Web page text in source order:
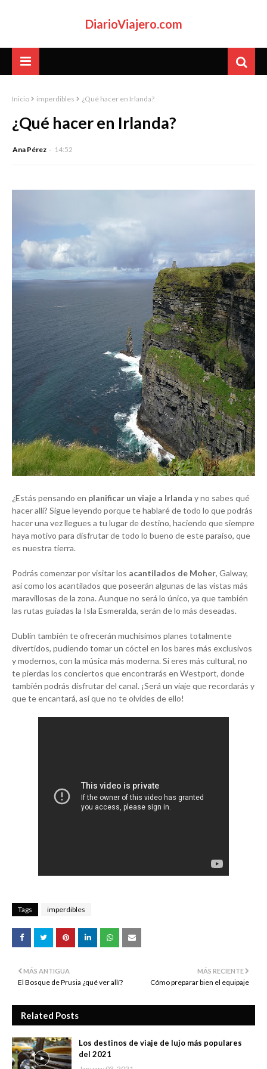
DiarioViajero.com
Inicio imperdibles ¿Qué hacer en Irlanda?
¿Qué hacer en Irlanda?
Ana Pérez 14:52
¿Estás pensando en planificar un viaje a Irlanda y no sabes qué
hacer allí? Sigue leyendo porque te hablaré de todo lo que podrás
hacer una vez llegues a tu lugar de destino, haciendo que siempre
haya motivo para disfrutar de todo lo bueno de este paraíso, que
es nuestra tierra.
Podrás comenzar por visitar los acantilados de Moher, Galway,
así como los acantilados que poseerán algunas de las vistas más
maravillosas de la zona. Aunque no será lo único, ya que también
las rutas guiadas la Isla Esmeralda, serán de lo más deseadas.
Dublín también te ofrecerán muchísimos planes totalmente
divertidos, pudiendo tomar un cóctel en los bares más exclusivos
y modernos, con la música más moderna. Si eres más cultural, no
te pierdas los conciertos que encontrarás en Westport, donde
también podrás disfrutar del canal. ¡Será un viaje que recordarás y
que te encantará, así que no te olvides de ello!
Tags imperdibles
MÁS RECIENTE
Cómo preparar bien el equipaje
MÁS ANTIGUA
El Bosque de Prusia ¿qué ver allí?
Related Posts
Los destinos de viaje de lujo más populares
del 2021